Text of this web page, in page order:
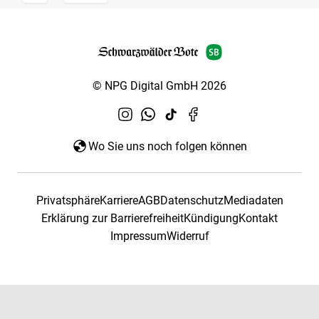
© NPG Digital GmbH 2026
Wo Sie uns noch folgen können
PrivatsphäreKarriereAGBDatenschutzMediadaten
Erklärung zur BarrierefreiheitKündigungKontakt
ImpressumWiderruf